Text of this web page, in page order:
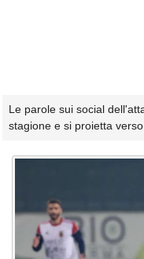
Le parole sui social
stagione e si proietta